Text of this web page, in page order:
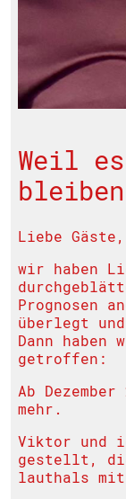
Weil
Liebe Gäste,
wir haben
Prognosen
überlegt
Dann haben
getroffen:
Ab
mehr.
Viktor und
gestellt,
lauthals mit